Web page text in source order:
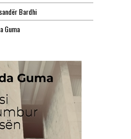
Bardhi
Guma